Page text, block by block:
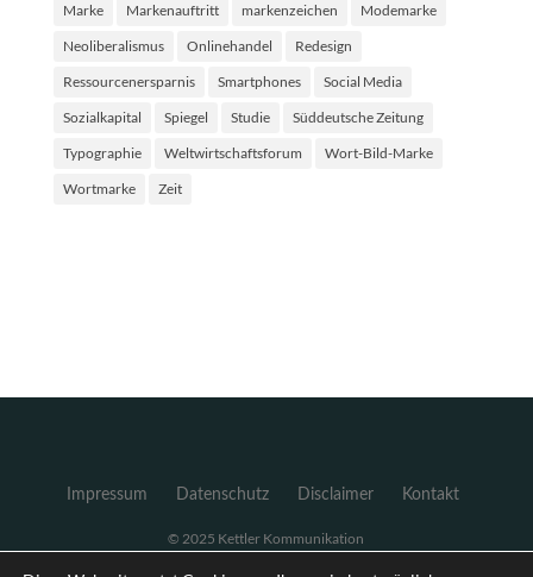
Marke
Markenauftritt markenzeichen
Modemarke
Neoliberalismus
Onlinehandel
Redesign
Ressourcenersparnis
Smartphones
Social Media
Sozialkapital
Spiegel Studie
Süddeutsche Zeitung
Typographie
Weltwirtschaftsforum
Wort-Bild-Marke
Wortmarke
Zeit
Impressum Datenschutz Disclaimer Kontakt
© 2025 Kettler Kommunikation